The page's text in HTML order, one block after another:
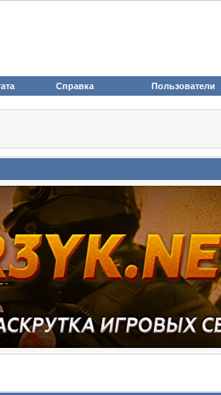
Справка Пользователи